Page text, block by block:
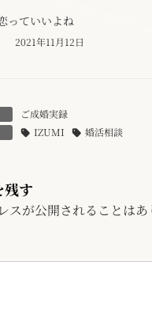
っていいよね
2021年11月12日
ご成婚実録
IZUMI 婚活相談
残す
スが公開されることはあ